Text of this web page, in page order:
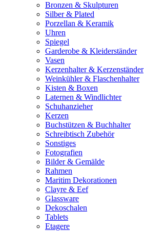
Bronzen & Skulpturen
Silber & Plated
Porzellan & Keramik
Uhren
Spiegel
Garderobe & Kleiderständer
Vasen
Kerzenhalter & Kerzenständer
Weinkühler & Flaschenhalter
Kisten & Boxen
Laternen & Windlichter
Schuhanzieher
Kerzen
Buchstützen & Buchhalter
Schreibtisch Zubehör
Sonstiges
Fotografien
Bilder & Gemälde
Rahmen
Maritim Dekorationen
Clayre & Eef
Glassware
Dekoschalen
Tablets
Etagere